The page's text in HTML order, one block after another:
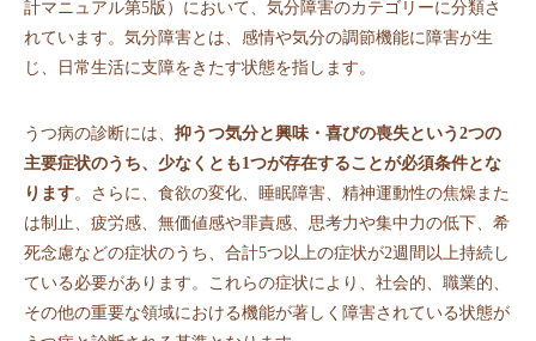
計マニュアル第5版）において、気分障害のカテゴリーに分類さ
れています。気分障害とは、感情や気分の調節機能に障害が生
じ、日常生活に支障をきたす状態を指します。
うつ病の診断には、 抑うつ気分と興味・喜びの喪失という2つの
主要症状のうち、少なくとも1つが存在することが必須条件とな
ります。さらに、食欲の変化、睡眠障害、精神運動性の焦燥また
は制止、疲労感、無価値感や罪責感、思考力や集中力の低下、希
死念慮などの症状のうち、合計5つ以上の症状が2週間以上持続し
ている必要があります。これらの症状により、社会的、職業的、
その他の重要な領域における機能が著しく障害されている状態が